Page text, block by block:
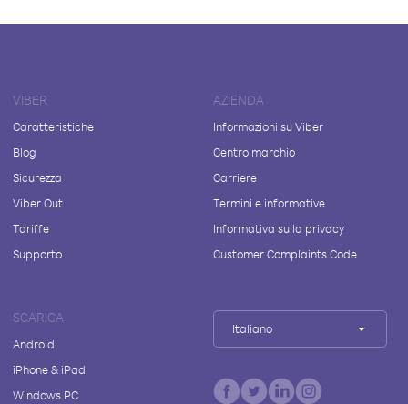
VIBER
Caratteristiche
Blog
Sicurezza
Viber Out
Tariffe
Supporto
AZIENDA
Informazioni su Viber
Centro marchio
Carriere
Termini e informative
Informativa sulla privacy
Customer Complaints Code
SCARICA
Android
iPhone & iPad
Windows PC
Italiano